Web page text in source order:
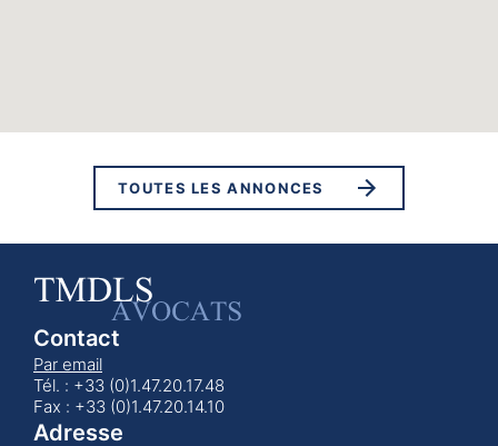
TOUTES LES ANNONCES
Contact
Par email
Tél. : +33 (0)1.47.20.17.48
Fax : +33 (0)1.47.20.14.10
Adresse